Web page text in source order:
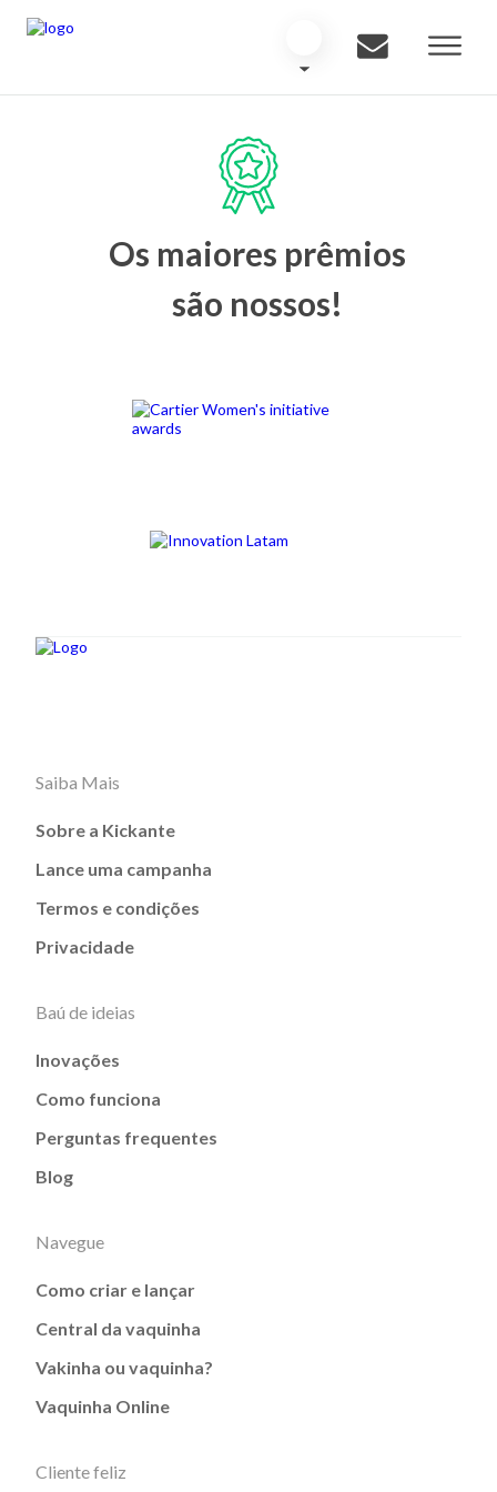
Os maiores prêmios
são nossos!
Saiba Mais
Sobre a Kickante
Lance uma campanha
Termos e condições
Privacidade
Baú de ideias
Inovações
Como funciona
Perguntas frequentes
Blog
Navegue
Como criar e lançar
Central da vaquinha
Vakinha ou vaquinha?
Vaquinha Online
Cliente feliz